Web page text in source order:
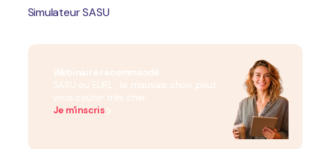
Simulateur SASU
Webinaire recommandé
SASU ou EURL : le mauvais choix peut
vous coûter très cher
Je m'inscris